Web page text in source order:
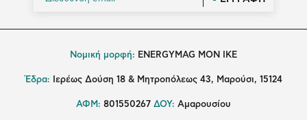
Νομική μορφή: ENERGYMAG MON IKE
Έδρα: Ιερέως Δούση 18 & Μητροπόλεως 43, Μαρούσι, 15124
ΑΦΜ: 801550267 ΔΟΥ: Αμαρουσίου